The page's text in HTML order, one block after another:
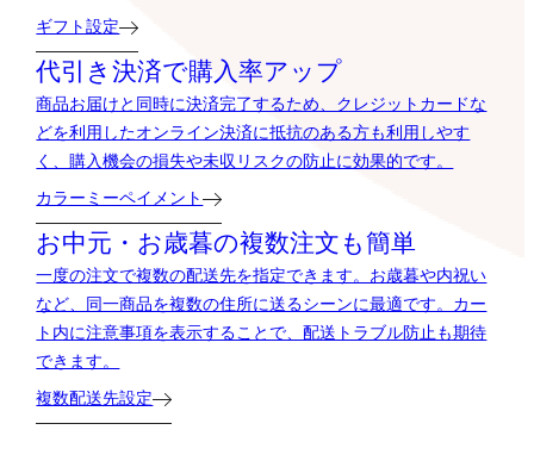
ギフト設定
代引き決済で購入率アップ
商品お届けと同時に決済完了するため、クレジットカードな
どを利用したオンライン決済に抵抗のある方も利用しやす
く、購入機会の損失や未収リスクの防止に効果的です。
カラーミーペイメント
お中元・お歳暮の複数注文も簡単
一度の注文で複数の配送先を指定できます。お歳暮や内祝い
など、同一商品を複数の住所に送るシーンに最適です。カー
ト内に注意事項を表示することで、配送トラブル防止も期待
できます。
複数配送先設定